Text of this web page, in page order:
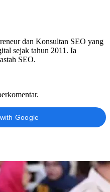
dan Konsultan SEO yang
sejak tahun 2011. Ia
SEO.
Google